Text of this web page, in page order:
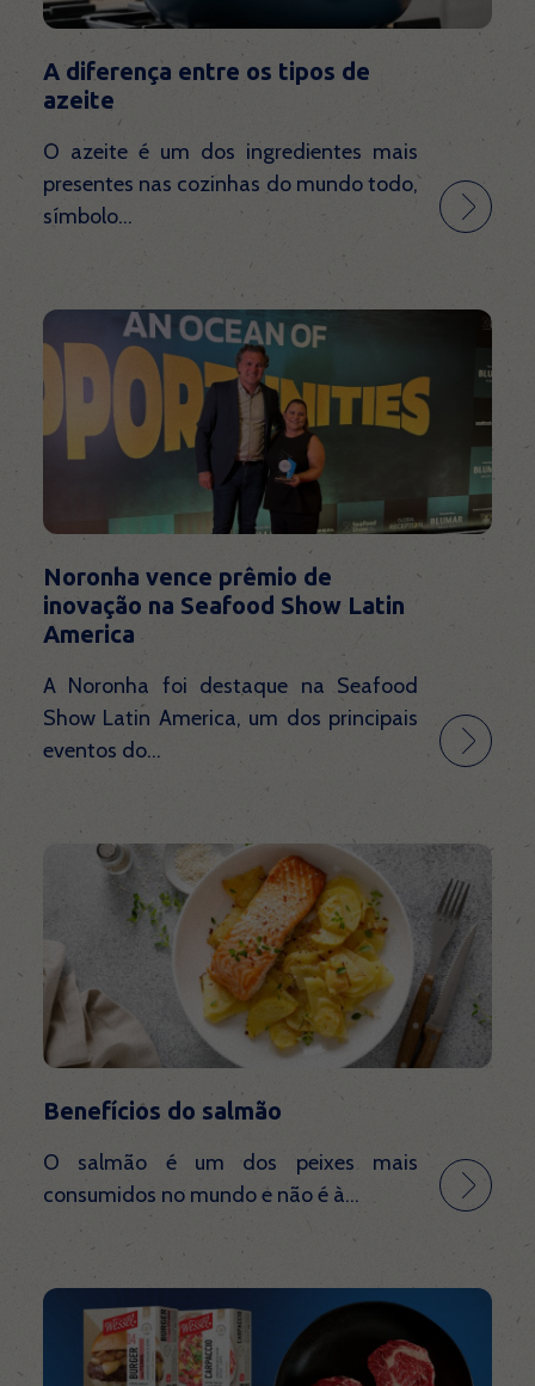
A diferença entre os tipos de
azeite
O azeite é um dos ingredientes mais
presentes nas cozinhas do mundo todo,
símbolo...
Noronha vence prêmio de
inovação na Seafood Show Latin
America
A Noronha foi destaque na Seafood
Show Latin America, um dos principais
eventos do...
Benefícios do salmão
O salmão é um dos peixes mais
consumidos no mundo e não é à...